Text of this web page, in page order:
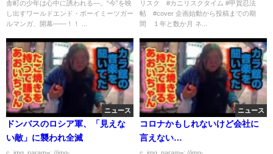
舎町の少年は心中に誘われる―。“今”を映
し出すワールドエンド・ボーイミーツガー
ルマンガ、開幕――！！ ...
リスク #カニリスクタイム #甲賀忍法
帖 #cover 企画始動から投稿までの期
間 １年と数か月 ネ...
ニュース
ドンバスのロシア軍、「見えな
い敵」に襲われ全滅
ニュース
コロナかもしれないけど会社に
言えない…